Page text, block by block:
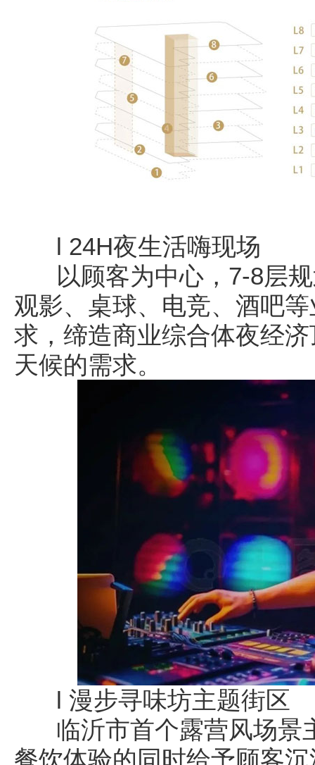
l 24H夜生活嗨现场
以顾客为中心，7-8层规
观影、桌球、电竞、酒吧
求，缔造商业综合体夜经
天候的需求。
l 漫步寻味坊主题街区
临沂市首个露营风场景
餐饮体验的同时给予顾客